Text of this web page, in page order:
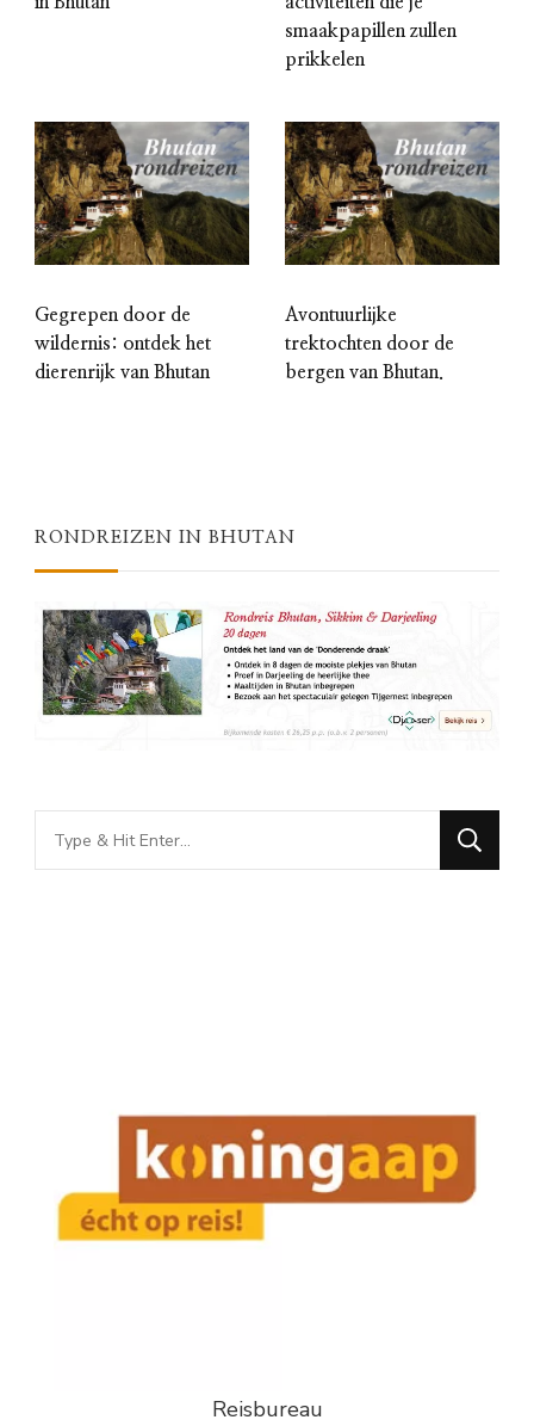
smaakpapillen zullen
prikkelen
Gegrepen door de
wildernis: ontdek het
dierenrijk van Bhutan
Avontuurlijke
trektochten door de
bergen van Bhutan.
RONDREIZEN IN BHUTAN
Looking
for
Reisbureau